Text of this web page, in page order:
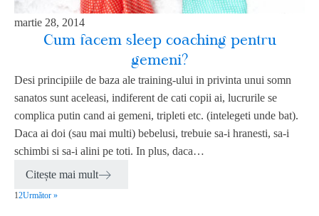
martie 28, 2014
Cum facem sleep coaching pentru
gemeni?
Desi principiile de baza ale training-ului in privinta unui somn
sanatos sunt aceleasi, indiferent de cati copii ai, lucrurile se
complica putin cand ai gemeni, tripleti etc. (intelegeti unde bat).
Daca ai doi (sau mai multi) bebelusi, trebuie sa-i hranesti, sa-i
schimbi si sa-i alini pe toti. In plus, daca…
Citește mai mult
12Următor »